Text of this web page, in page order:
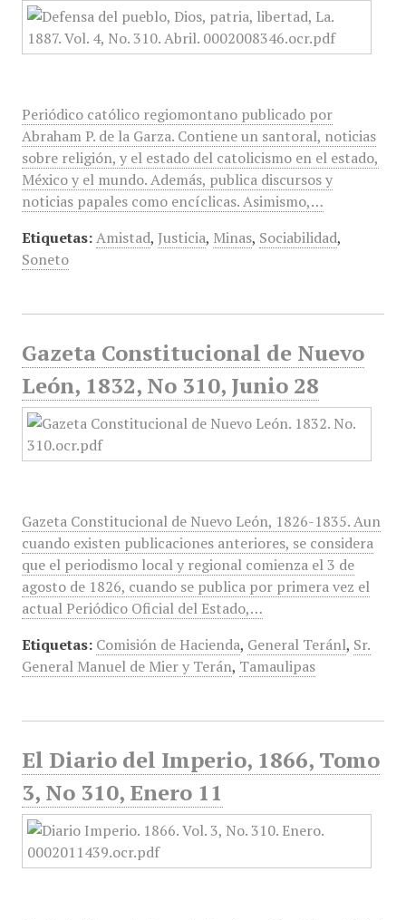
Periódico católico regiomontano publicado por
Abraham P. de la Garza. Contiene un santoral, noticias
sobre religión, y el estado del catolicismo en el estado,
México y el mundo. Además, publica discursos y
noticias papales como encíclicas. Asimismo,…
Etiquetas: Amistad, Justicia, Minas, Sociabilidad,
Soneto
Gazeta Constitucional de Nuevo
León, 1832, No 310, Junio 28
Gazeta Constitucional de Nuevo León, 1826-1835. Aun
cuando existen publicaciones anteriores, se considera
que el periodismo local y regional comienza el 3 de
agosto de 1826, cuando se publica por primera vez el
actual Periódico Oficial del Estado,…
Etiquetas: Comisión de Hacienda, General Teránl, Sr.
General Manuel de Mier y Terán, Tamaulipas
El Diario del Imperio, 1866, Tomo
3, No 310, Enero 11